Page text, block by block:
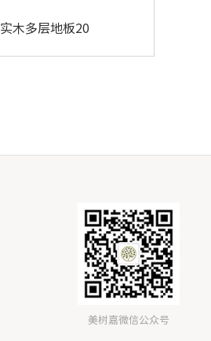
实木多层地板20
美树嘉微信公众号